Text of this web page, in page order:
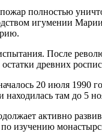
полностью
игумении
После
древних
20 июля 1990
там до 5
активно
по изучению